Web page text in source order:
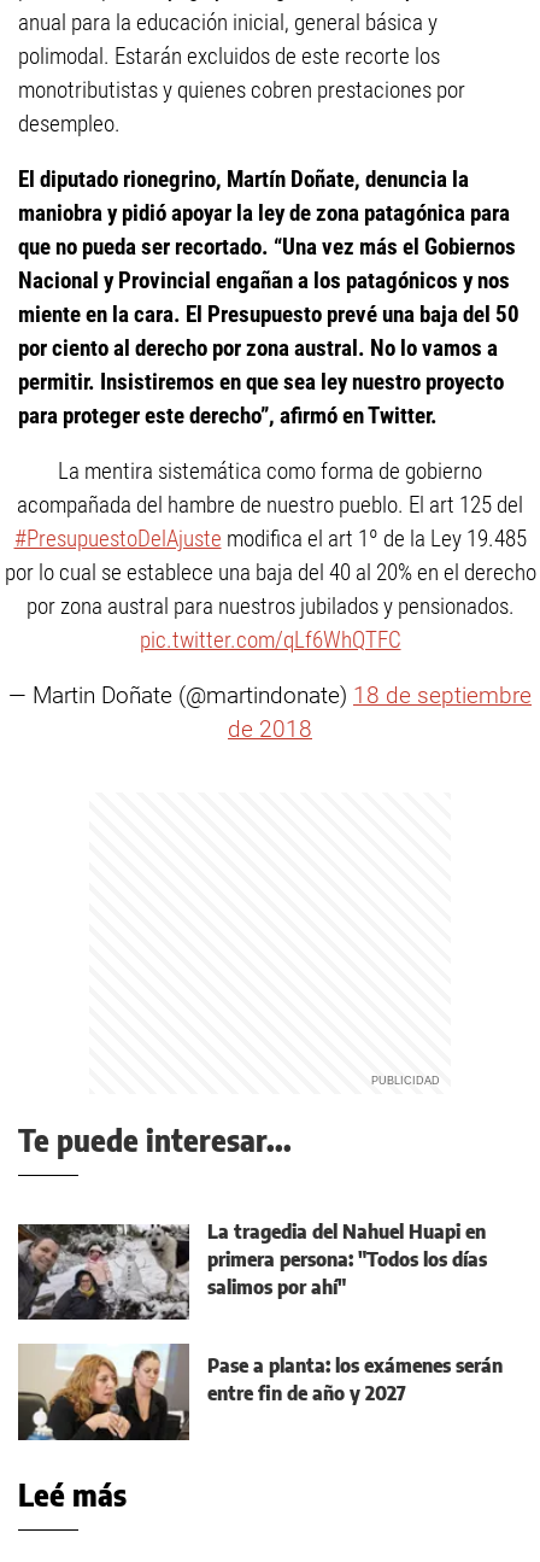
anual para la educación inicial, general básica y
polimodal. Estarán excluidos de este recorte los
monotributistas y quienes cobren prestaciones por
desempleo.
El diputado rionegrino, Martín Doñate, denuncia la
maniobra y pidió apoyar la ley de zona patagónica para
que no pueda ser recortado. “Una vez más el Gobiernos
Nacional y Provincial engañan a los patagónicos y nos
miente en la cara. El Presupuesto prevé una baja del 50
por ciento al derecho por zona austral. No lo vamos a
permitir. Insistiremos en que sea ley nuestro proyecto
para proteger este derecho”, afirmó en Twitter.
La mentira sistemática como forma de gobierno
acompañada del hambre de nuestro pueblo. El art 125 del
#PresupuestoDelAjuste modifica el art 1º de la Ley 19.485
por lo cual se establece una baja del 40 al 20% en el derecho
por zona austral para nuestros jubilados y pensionados.
pic.twitter.com/qLf6WhQTFC
— Martin Doñate (@martindonate) 18 de septiembre
de 2018
Te puede interesar...
La tragedia del Nahuel Huapi en
primera persona: "Todos los días
salimos por ahí"
Pase a planta: los exámenes serán
entre fin de año y 2027
Leé más